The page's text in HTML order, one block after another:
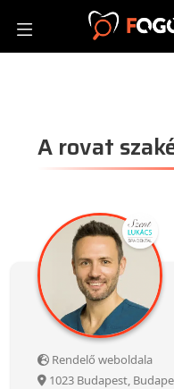
A rovat
Rendelő weboldala
1023 Budapest,